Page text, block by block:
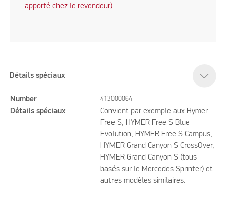
apporté chez le revendeur)
Détails spéciaux
Number 413000064
Détails spéciaux
Convient par exemple aux Hymer
Free S, HYMER Free S Blue
Evolution, HYMER Free S Campus,
HYMER Grand Canyon S CrossOver,
HYMER Grand Canyon S (tous
basés sur le Mercedes Sprinter) et
autres modèles similaires.